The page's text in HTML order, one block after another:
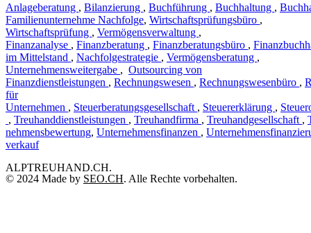
Anlageberatung , Bilanzierung , Buchführung , Buchhaltung ,
Familienunternehme Nachfolge, Wirtschaftsprüfungsbüro ,
Wirtschaftsprüfung , Vermögensverwaltung ,
Finanzanalyse , Finanzberatung , Finanzberatungsbüro ,
im Mittelstand , Nachfolgestrategie , Vermögensberatung ,
Unternehmensweitergabe , Outsourcing von
Finanzdienstleistungen , Rechnungswesen , Rechnungswesenbüro ,
für
Unternehmen , Steuerberatungsgesellschaft , Steuererklärung ,
, Treuhanddienstleistungen , Treuhandfirma , Treuhandgesellschaft ,
nehmensbewertung, Unternehmensfinanzen ,
verkauf
ALPTREUHAND.CH.
© 2024 Made by SEO.CH. Alle Rechte vorbehalten.